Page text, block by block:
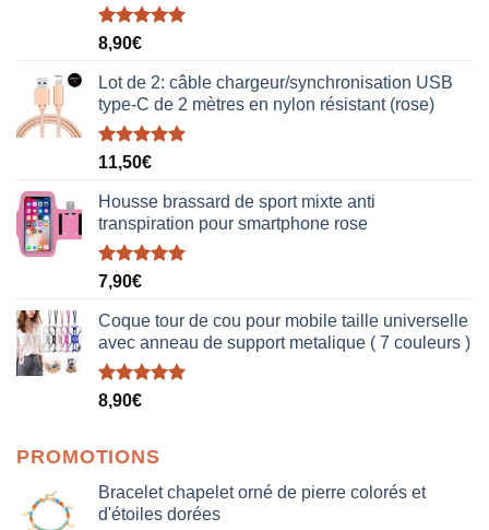
Note5.00
8,90€
Lot de 2: câble chargeur/synchronisation USB
type-C de 2 mètres en nylon résistant (rose)
Note5.00
11,50€
Housse brassard de sport mixte anti
transpiration pour smartphone rose
Note5.00
7,90€
Coque tour de cou pour mobile taille universelle
avec anneau de support metalique ( 7 couleurs )
Note5.00
8,90€
PROMOTIONS
Bracelet chapelet orné de pierre colorés et
d'étoiles dorées